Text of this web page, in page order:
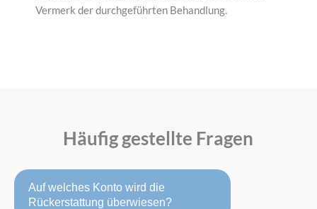
Vermerk der durchgeführten Behandlung.
Häufig gestellte Fragen
Auf welches Konto wird die
Rückerstattung überwiesen?